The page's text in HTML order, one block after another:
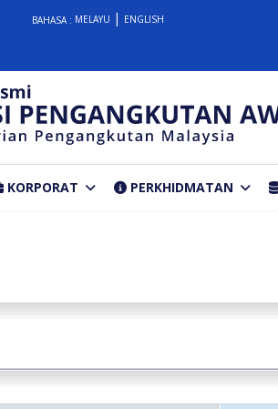
BAHASA : MELAYU ENGLISH
KORPORAT PERKHIDMATAN